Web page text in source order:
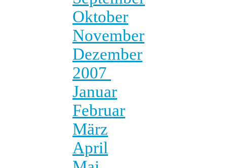
Oktober
November
Dezember
2007
Januar
Februar
März
April